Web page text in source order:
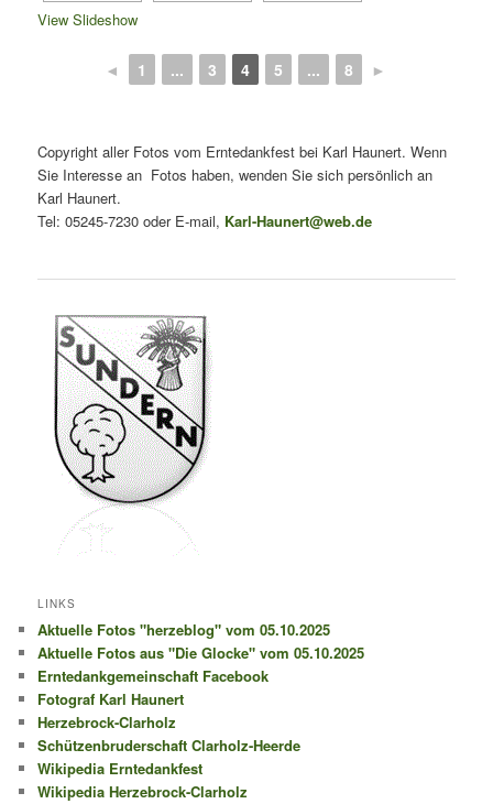
View Slideshow
◄ 1 ... 3 4 5 ... 8 ►
Copyright aller Fotos vom Erntedankfest bei Karl Haunert. Wenn
Sie Interesse an Fotos haben, wenden Sie sich persönlich an
Karl Haunert.
Tel: 05245-7230 oder E-mail, Karl-Haunert@web.de
LINKS
Aktuelle Fotos "herzeblog" vom 05.10.2025
Aktuelle Fotos aus "Die Glocke" vom 05.10.2025
Erntedankgemeinschaft Facebook
Fotograf Karl Haunert
Herzebrock-Clarholz
Schützenbruderschaft Clarholz-Heerde
Wikipedia Erntedankfest
Wikipedia Herzebrock-Clarholz